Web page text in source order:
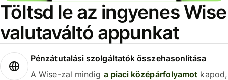
Töltsd le az ingyenes Wise
valutaváltó appunkat
Pénzátutalási szolgáltatók összehasonlítása
A Wise-zal mindig a piaci középárfolyamot kapod,